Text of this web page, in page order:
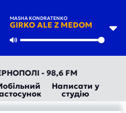
MASHA KONDRATENKO
GIRKO ALE Z MEDOM
- 98,6 FM
Написати у
студію